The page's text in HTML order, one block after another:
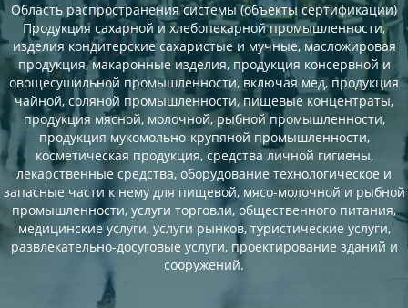
Область распространения системы (объекты сертификации)
Продукция сахарной и хлебопекарной промышленности,
изделия кондитерские сахаристые и мучные, масложировая
продукция, макаронные изделия, продукция консервной и
овощесушильной промышленности, включая мед, продукция
чайной, соляной промышленности, пищевые концентраты,
продукция мясной, молочной, рыбной промышленности,
продукция мукомольно-крупяной промышленности,
косметическая продукция, средства личной гигиены,
лекарственные средства, оборудование технологическое и
запасные части к нему для пищевой, мясо-молочной и рыбной
промышленности, услуги торговли, общественного питания,
медицинские услуги, услуги рынков, туристические услуги,
развлекательно-досуговые услуги, проектирование зданий и
сооружений.